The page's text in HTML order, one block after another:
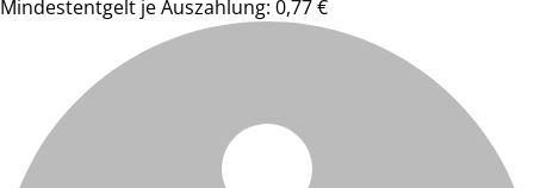
Mindestentgelt je Auszahlung: 0,77 €